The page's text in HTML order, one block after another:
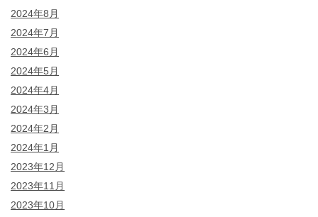
2024年8月
2024年7月
2024年6月
2024年5月
2024年4月
2024年3月
2024年2月
2024年1月
2023年12月
2023年11月
2023年10月